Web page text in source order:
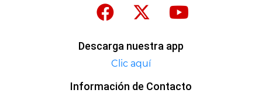
Descarga nuestra app
Clic aquí
Información de Contacto